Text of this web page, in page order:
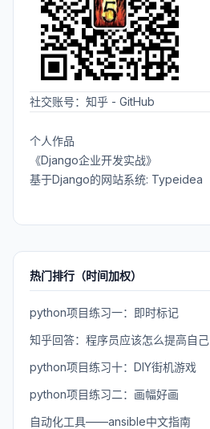
社交账号： 知乎 - GitHub
个人作品
《Django企业开发实战》
基于Django的网站系统: Typeidea
热门排行（时间加权）
python项目练习一：即时标记
知乎回答：程序员应该怎么提高自己
python项目练习十：DIY街机游戏
python项目练习二：画幅好画
自动化工具——ansible中文指南